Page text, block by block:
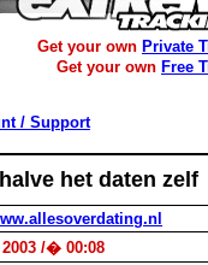
Get your own Private
Get your own Free
/ Support
het daten zelf
/� 00:08